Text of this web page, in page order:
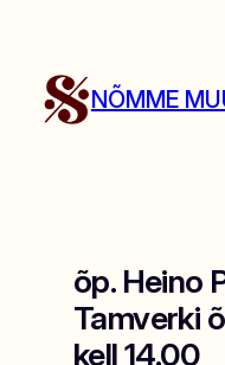
juurde
NÕMME
õp. Heino
Tamverki
kell 14.00